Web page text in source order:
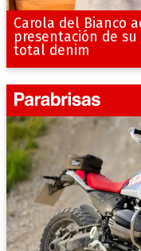
Carola del Bianco
presentación de
total denim